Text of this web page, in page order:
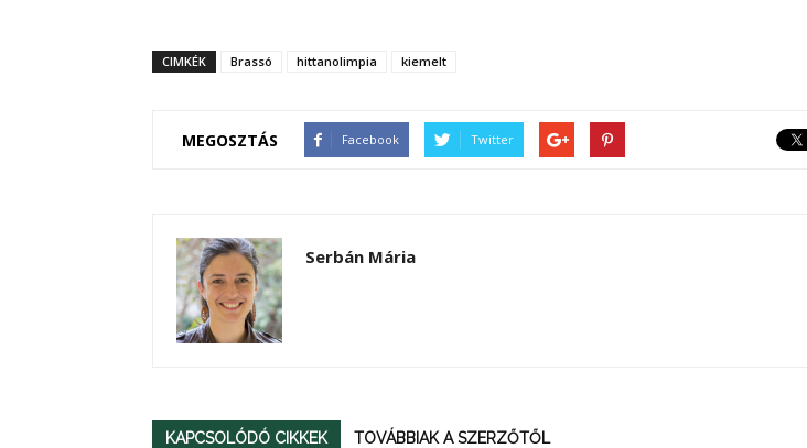
CIMKÉK Brassó hittanolimpia kiemelt
MEGOSZTÁS Facebook Twitter
Serbán Mária
KAPCSOLÓDÓ CIKKEK TOVÁBBIAK A SZERZŐTŐL